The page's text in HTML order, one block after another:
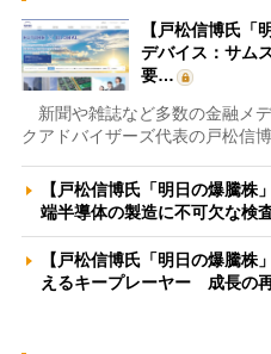
【戸松信博氏「
デバイス：サム
要…
新聞や雑誌など多数の金融メ
クアドバイザーズ代表の戸松信
【戸松信博氏「明日の爆騰株
端半導体の製造に不可欠な検
【戸松信博氏「明日の爆騰
えるキープレーヤー 成長の